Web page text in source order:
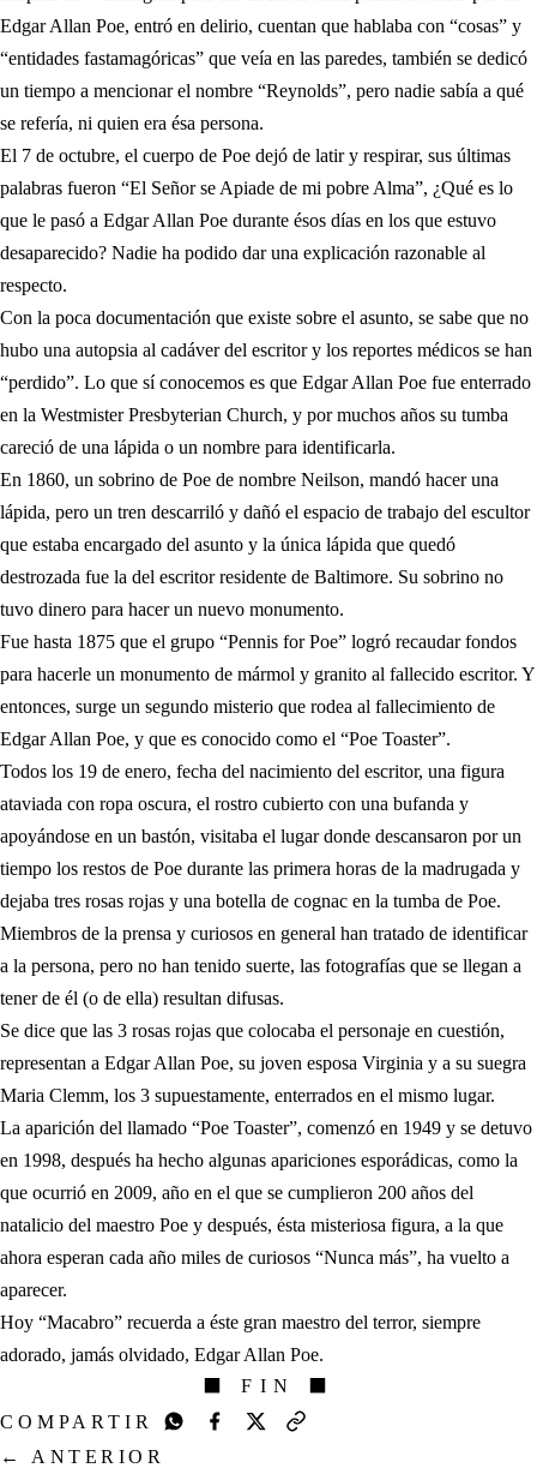
Edgar Allan Poe, entró en delirio, cuentan que hablaba con “cosas” y
“entidades fastamagóricas” que veía en las paredes, también se dedicó
un tiempo a mencionar el nombre “Reynolds”, pero nadie sabía a qué
se refería, ni quien era ésa persona.
El 7 de octubre, el cuerpo de Poe dejó de latir y respirar, sus últimas
palabras fueron “El Señor se Apiade de mi pobre Alma”, ¿Qué es lo
que le pasó a Edgar Allan Poe durante ésos días en los que estuvo
desaparecido? Nadie ha podido dar una explicación razonable al
respecto.
Con la poca documentación que existe sobre el asunto, se sabe que no
hubo una autopsia al cadáver del escritor y los reportes médicos se han
“perdido”. Lo que sí conocemos es que Edgar Allan Poe fue enterrado
en la Westmister Presbyterian Church, y por muchos años su tumba
careció de una lápida o un nombre para identificarla.
En 1860, un sobrino de Poe de nombre Neilson, mandó hacer una
lápida, pero un tren descarriló y dañó el espacio de trabajo del escultor
que estaba encargado del asunto y la única lápida que quedó
destrozada fue la del escritor residente de Baltimore. Su sobrino no
tuvo dinero para hacer un nuevo monumento.
Fue hasta 1875 que el grupo “Pennis for Poe” logró recaudar fondos
para hacerle un monumento de mármol y granito al fallecido escritor. Y
entonces, surge un segundo misterio que rodea al fallecimiento de
Edgar Allan Poe, y que es conocido como el “Poe Toaster”.
Todos los 19 de enero, fecha del nacimiento del escritor, una figura
ataviada con ropa oscura, el rostro cubierto con una bufanda y
apoyándose en un bastón, visitaba el lugar donde descansaron por un
tiempo los restos de Poe durante las primera horas de la madrugada y
dejaba tres rosas rojas y una botella de cognac en la tumba de Poe.
Miembros de la prensa y curiosos en general han tratado de identificar
a la persona, pero no han tenido suerte, las fotografías que se llegan a
tener de él (o de ella) resultan difusas.
Se dice que las 3 rosas rojas que colocaba el personaje en cuestión,
representan a Edgar Allan Poe, su joven esposa Virginia y a su suegra
Maria Clemm, los 3 supuestamente, enterrados en el mismo lugar.
La aparición del llamado “Poe Toaster”, comenzó en 1949 y se detuvo
en 1998, después ha hecho algunas apariciones esporádicas, como la
que ocurrió en 2009, año en el que se cumplieron 200 años del
natalicio del maestro Poe y después, ésta misteriosa figura, a la que
ahora esperan cada año miles de curiosos “Nunca más”, ha vuelto a
aparecer.
Hoy “Macabro” recuerda a éste gran maestro del terror, siempre
adorado, jamás olvidado, Edgar Allan Poe.
⬛ FIN ⬛
COMPARTIR
←ANTERIOR